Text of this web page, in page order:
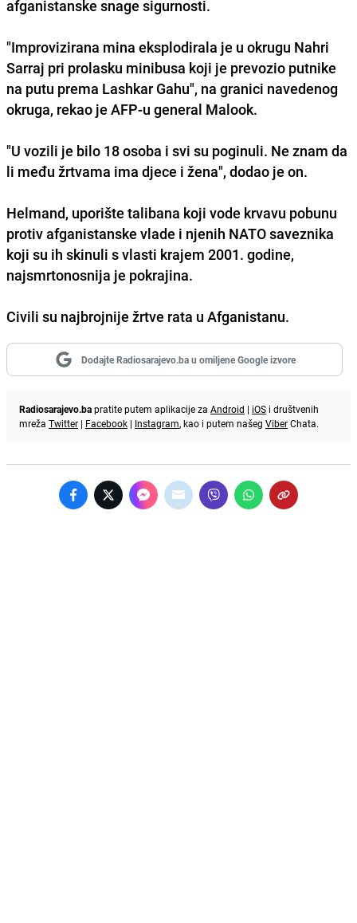
afganistanske snage sigurnosti.
"Improvizirana mina eksplodirala je u okrugu Nahri
Sarraj pri prolasku minibusa koji je prevozio putnike
na putu prema Lashkar Gahu", na granici navedenog
okruga, rekao je AFP-u general Malook.
"U vozili je bilo 18 osoba i svi su poginuli. Ne znam da
li među žrtvama ima djece i žena", dodao je on.
Helmand, uporište talibana koji vode krvavu pobunu
protiv afganistanske vlade i njenih NATO saveznika
koji su ih skinuli s vlasti krajem 2001. godine,
najsmrtonosnija je pokrajina.
Civili su najbrojnije žrtve rata u Afganistanu.
Dodajte Radiosarajevo.ba u omiljene Google izvore
Radiosarajevo.bapratite putem aplikacije za Android | iOS i društvenih
mreža Twitter | Facebook | Instagram, kao i putem našeg ViberChata.